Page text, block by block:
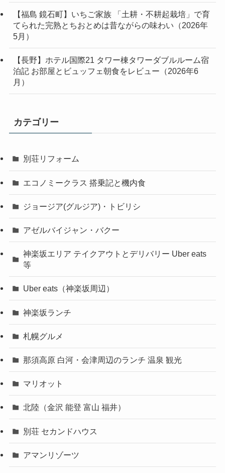
【福島 鏡石町】いちご家族 「土耕・不耕起栽培」で育
てられた完熟とちおとめは昔ながらの味わい（2026年
5月）
【長野】ホテル国際21 タワー棟タワーダブルルーム宿
泊記 お部屋とビュッフェ朝食をレビュー（2026年6
月）
カテゴリー
別荘リフォーム
エコノミークラス 搭乗記と機内食
ジョージア(グルジア)・トビリシ
アゼルバイジャン・バクー
神楽坂エリア テイクアウトとデリバリー Uber eats
等
Uber eats（神楽坂周辺）
神楽坂ランチ
札幌グルメ
那須高原 白河・会津周辺のランチ 温泉 観光
マリオット
北陸（金沢 能登 富山 福井）
別荘 セカンドハウス
アマンリゾーツ